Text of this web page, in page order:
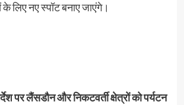
के लिए नए स्पॉट बनाए जाएंगे।
पर लैंसडौन और निकटवर्ती क्षेत्रों को पर्यटन